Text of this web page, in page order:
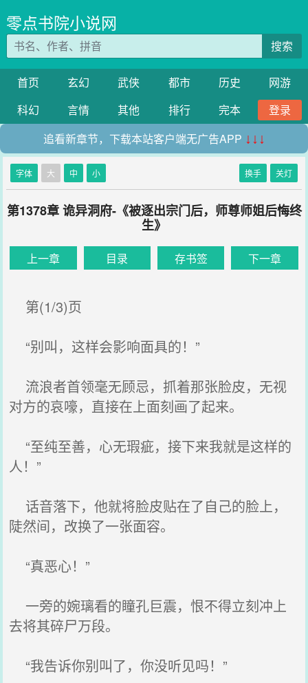
零点书院小说网
搜索
首页 玄幻 武侠 都市 历史
网游
科幻
言情 其他 排行 完本
登录
追看新章节，下载本站客户端无广告APP ↓↓↓
字体 大 中 小 换手 关灯
第1378章 诡异洞府-《被逐出宗门后，师尊师姐后悔终
生》
上一章 目录 存书签 下一章
第(1/3)页
“别叫，这样会影响面具的！”
流浪者首领毫无顾忌，抓着那张脸皮，无视
对方的哀嚎，直接在上面刻画了起来。
“至纯至善，心无瑕疵，接下来我就是这样的
人！”
话音落下，他就将脸皮贴在了自己的脸上，
陡然间，改换了一张面容。
“真恶心！”
一旁的婉璃看的瞳孔巨震，恨不得立刻冲上
去将其碎尸万段。
“我告诉你别叫了，你没听见吗！”